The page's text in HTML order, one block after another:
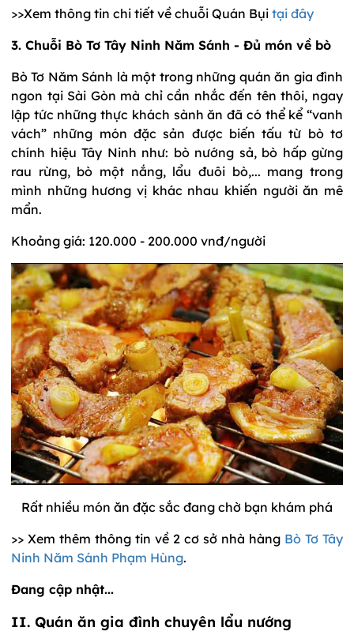
>>Xem thông tin chi tiết về chuỗi Quán Bụi tại đây
3. Chuỗi Bò Tơ Tây Ninh Năm Sánh - Đủ món về bò
Bò Tơ Năm Sánh là một trong những quán ăn gia đình
ngon tại Sài Gòn mà chỉ cần nhắc đến tên thôi, ngay
lập tức những thực khách sành ăn đã có thể kể “vanh
vách” những món đặc sản được biến tấu từ bò tơ
chính hiệu Tây Ninh như: bò nướng sả, bò hấp gừng
rau rừng, bò một nắng, lẩu đuôi bò,... mang trong
mình những hương vị khác nhau khiến người ăn mê
mẩn.
Khoảng giá: 120.000 - 200.000 vnđ/người
Rất nhiều món ăn đặc sắc đang chờ bạn khám phá
>> Xem thêm thông tin về 2 cơ sở nhà hàng Bò Tơ Tây
Ninh Năm Sánh Phạm Hùng.
Đang cập nhật...
II. Quán ăn gia đình chuyên lẩu nướng